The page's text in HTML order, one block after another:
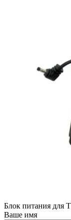
Блок питания для
Ваше имя